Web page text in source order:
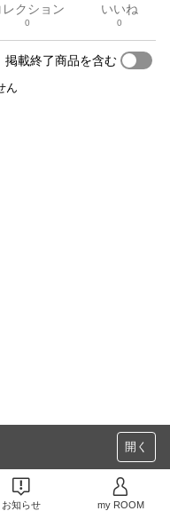
レクション
0
いいね
0
掲載終了商品を含む
ん
開く
お知らせ my ROOM